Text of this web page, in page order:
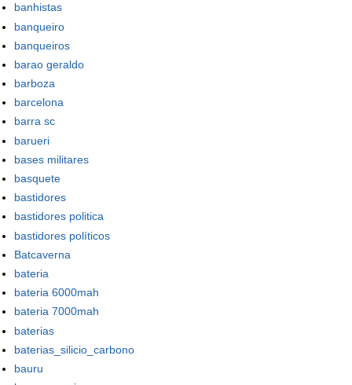
banhistas
banqueiro
banqueiros
barao geraldo
barboza
barcelona
barra sc
barueri
bases militares
basquete
bastidores
bastidores politica
bastidores políticos
Batcaverna
bateria
bateria 6000mah
bateria 7000mah
baterias
baterias_silicio_carbono
bauru